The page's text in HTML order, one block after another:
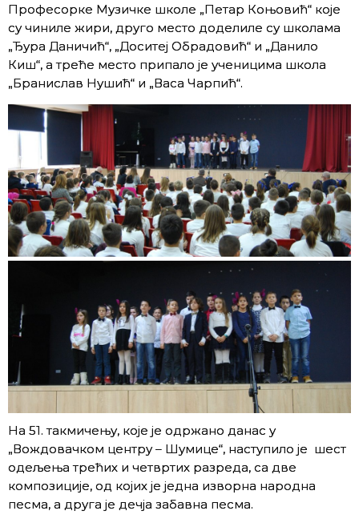
Професорке Музичке школе „Петар Коњовић“ које
су чиниле жири, друго место доделиле су школама
„Ђура Даничић“, „Доситеј Обрадовић“ и „Данило
Киш“, а треће место припало је ученицима школа
„Бранислав Нушић“ и „Васа Чарпић“.
На 51. такмичењу, које је одржано данас у
„Вождовачком центру – Шумице“, наступило је шест
одељења трећих и четвртих разреда, са две
композиције, од којих је једна изворна народна
песма, а друга је дечја забавна песма.